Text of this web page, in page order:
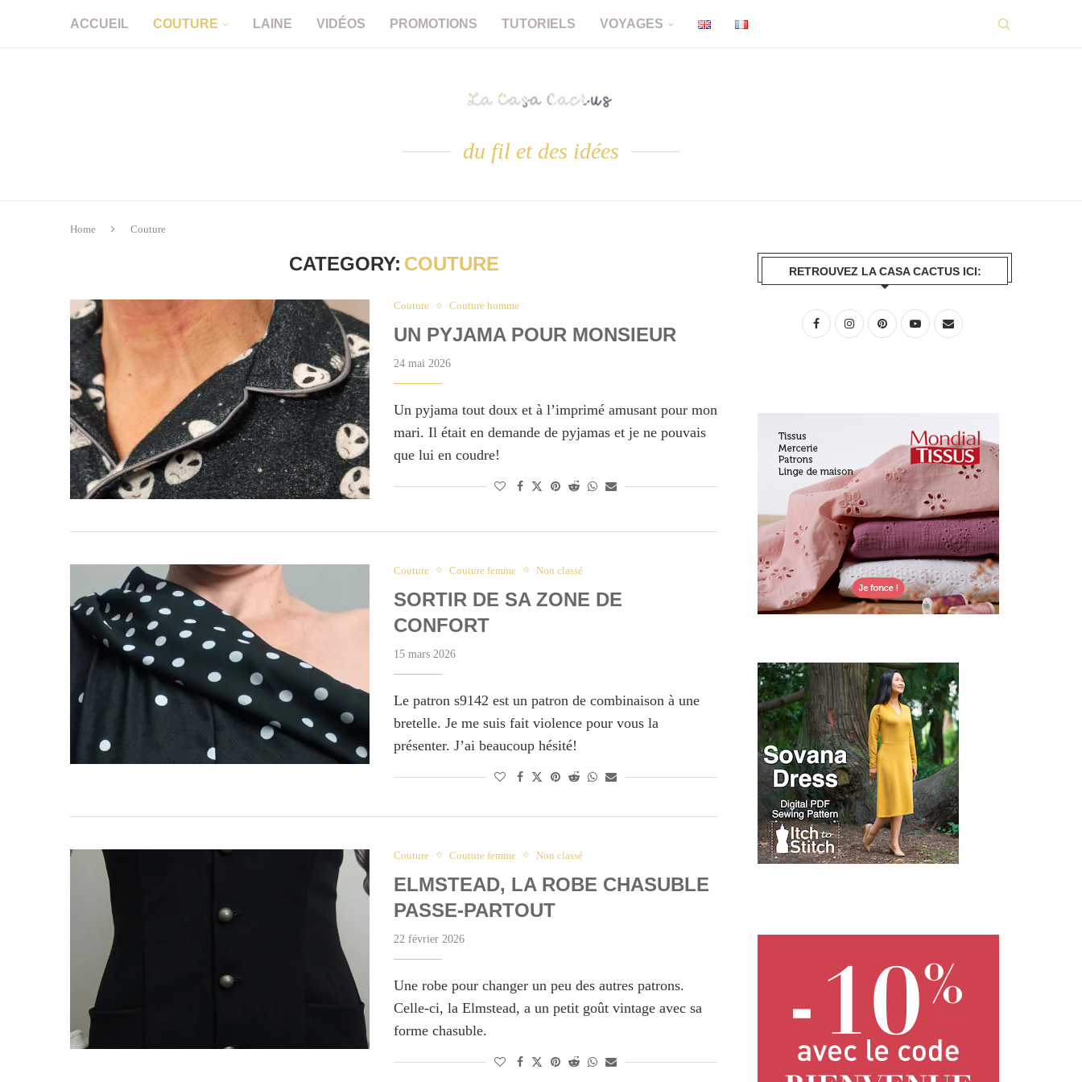
ACCUEIL COUTURE LAINE VIDÉOS PROMOTIONS TUTORIELS VOYAGES
du fil et des idées
Home Couture
CATEGORY: COUTURE
Couture Couture homme
UN PYJAMA POUR MONSIEUR
24 mai 2026
Un pyjama tout doux et à l’imprimé amusant pour mon
mari. Il était en demande de pyjamas et je ne pouvais
que lui en coudre!
Couture Couture femme Non classé
SORTIR DE SA ZONE DE
CONFORT
15 mars 2026
Le patron s9142 est un patron de combinaison à une
bretelle. Je me suis fait violence pour vous la
présenter. J’ai beaucoup hésité!
Couture Couture femme Non classé
ELMSTEAD, LA ROBE CHASUBLE
PASSE-PARTOUT
22 février 2026
Une robe pour changer un peu des autres patrons.
Celle-ci, la Elmstead, a un petit goût vintage avec sa
forme chasuble.
RETROUVEZ LA CASA CACTUS ICI: